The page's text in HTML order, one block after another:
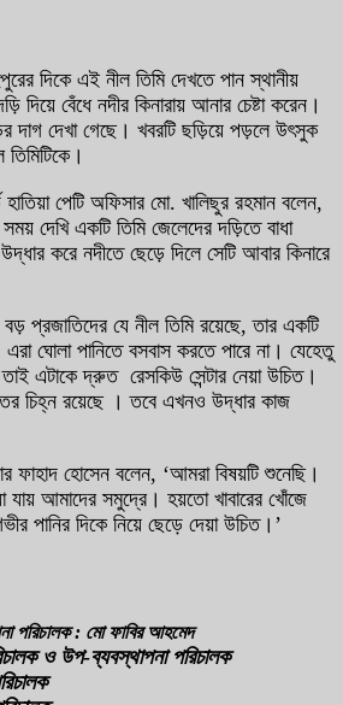
দিকে এই নীল তিমি দেখতে পান স্থানীয়
দিয়ে বেঁধে নদীর কিনারায় আনার চেষ্টা করেন।
দাগ দেখা গেছে। খবরটি ছড়িয়ে পড়লে উৎসুক
হাতিয়া পেটি অফিসার মো. খালিছুর রহমান বলেন,
দেখি একটি তিমি জেলেদের দড়িতে বাধা
করে নদীতে ছেড়ে দিলে সেটি আবার কিনারে
প্রজাতিদের যে নীল তিমি রয়েছে, তার একটি
ঘোলা পানিতে বসবাস করতে পারে না। যেহেতু
তাই এটাকে দ্রুত রেসকিউ সেন্টার নেয়া উচিত।
চিহ্ন রয়েছে । তবে এখনও উদ্ধার কাজ
ফাহাদ হোসেন বলেন, ‘আমরা বিষয়টি শুনেছি।
যায় আমাদের সমুদ্রে। হয়তো খাবারের খোঁজে
পানির দিকে নিয়ে ছেড়ে দেয়া উচিত।’
পরিচালক : মো ফাবির আহমেদ
ও উপ-ব্যবস্থাপনা পরিচালক